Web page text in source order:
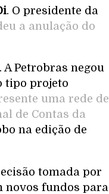
. O presidente da
a anulação do
A Petrobras negou
tipo projeto
uma rede de
de Contas da
na edição de
tomada por
novos fundos para